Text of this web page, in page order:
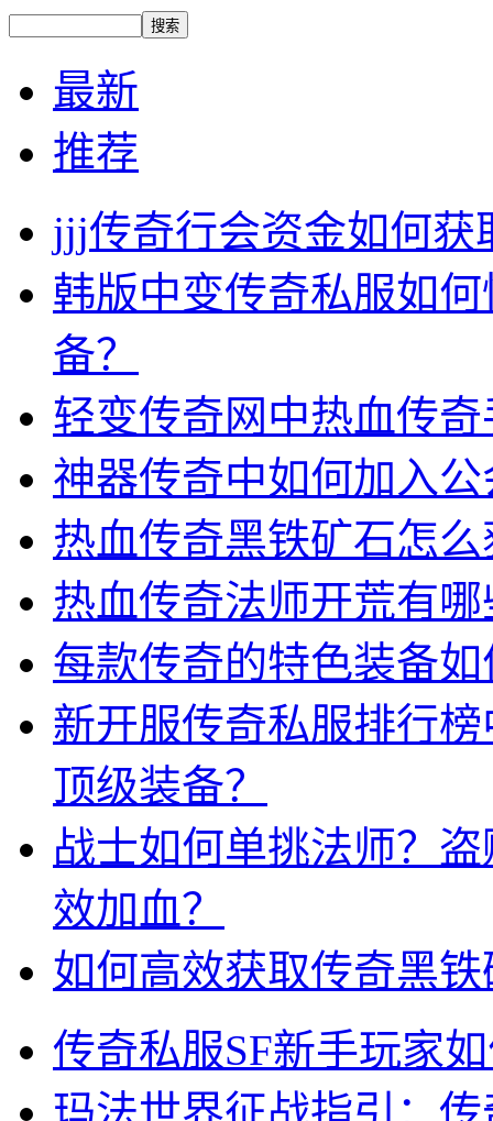
最新
推荐
jjj传奇行会资金如何获
韩版中变传奇私服如
备？
轻变传奇网中热血传
神器传奇中如何加入公
热血传奇黑铁矿石怎
热血传奇法师开荒有
每款传奇的特色装备
新开服传奇私服排行
顶级装备？
战士如何单挑法师？
效加血？
如何高效获取传奇黑
传奇私服SF新手玩家